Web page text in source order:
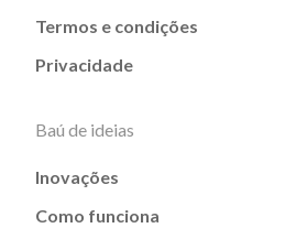
Termos e condições
Privacidade
Baú de ideias
Inovações
Como funciona